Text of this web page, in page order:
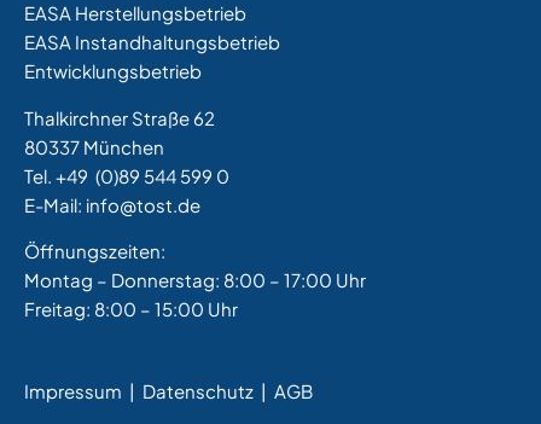
EASA Herstellungsbetrieb
EASA Instandhaltungsbetrieb
Entwicklungsbetrieb
Thalkirchner Straße 62
80337 München
Tel. +49 (0)89 544 599 0
E-Mail: info@tost.de
Öffnungszeiten:
Montag – Donnerstag: 8:00 – 17:00 Uhr
Freitag: 8:00 – 15:00 Uhr
Impressum | Datenschutz | AGB